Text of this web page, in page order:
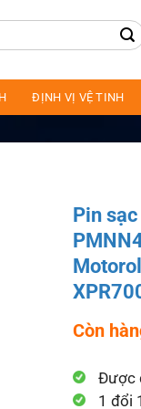
ĐỊNH VỊ VỆ TINH
Pin
Còn
Được
1 đổi